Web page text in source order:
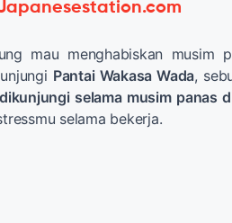
mau menghabiskan musim
Pantai Wakasa Wada,
selama musim panas
selama bekerja.